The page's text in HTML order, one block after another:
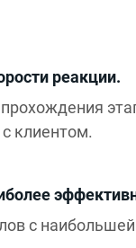
реакции.
клиентом.
с наибольшей